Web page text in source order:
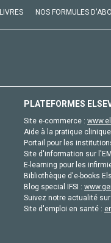
LIVRES NOS FORMULES
PLATEFORMES
Site e-commerce :
Aide à la pratique
Portail pour les
Site d'information sur
E-learning pour les
Bibliothèque d'e-books
Blog special IFSI :
Suivez notre actualité
Site d'emploi en santé :